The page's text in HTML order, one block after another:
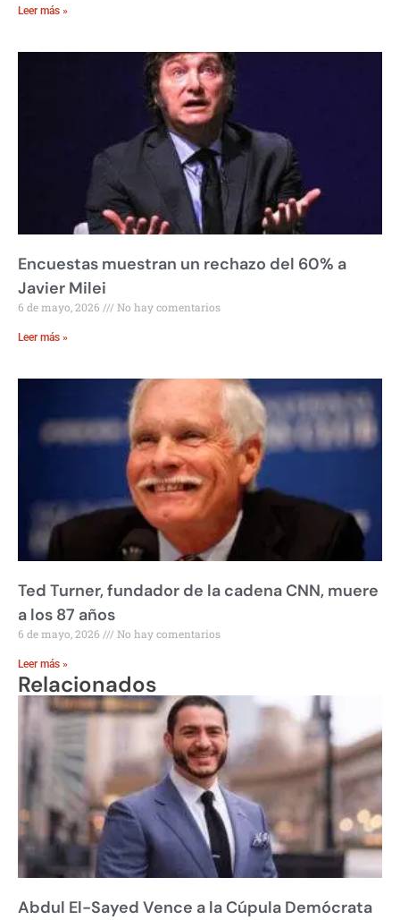
Leer más »
Encuestas muestran un rechazo del 60% a
Javier Milei
6 de mayo, 2026 No hay comentarios
Leer más »
Ted Turner, fundador de la cadena CNN, muere
a los 87 años
6 de mayo, 2026 No hay comentarios
Leer más »
Relacionados
Abdul El-Sayed Vence a la Cúpula Demócrata